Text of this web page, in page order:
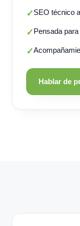
✓SEO técnico
✓Pensada
✓
Hablar de